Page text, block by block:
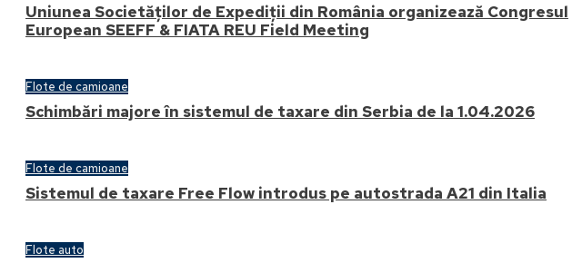
Uniunea Societăților de Expediții din România organizează Congresul
European SEEFF & FIATA REU Field Meeting
Flote de camioane
Schimbări majore în sistemul de taxare din Serbia de la 1.04.2026
Flote de camioane
Sistemul de taxare Free Flow introdus pe autostrada A21 din Italia
Flote auto